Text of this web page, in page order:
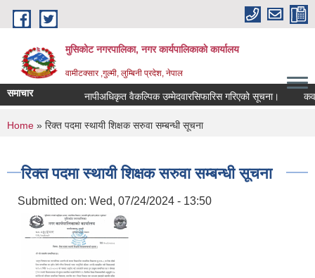
Skip to main content
मुसिकोट नगरपालिका, नगर कार्यपालिकाकाे कार्यालय
वामीटक्सार ,गुल्मी, लुम्बिनी प्रदेश, नेपाल
समाचार नापीअधिकृत वैकल्पिक उम्मेदवारसिफारिस गरिएको सूचना। कवाडी
You are here
Home » रिक्त पदमा स्थायी शिक्षक सरुवा सम्बन्धी सूचना
रिक्त पदमा स्थायी शिक्षक सरुवा सम्बन्धी सूचना
Submitted on: Wed, 07/24/2024 - 13:50